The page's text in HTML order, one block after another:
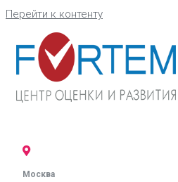
Перейти к контенту
Москва